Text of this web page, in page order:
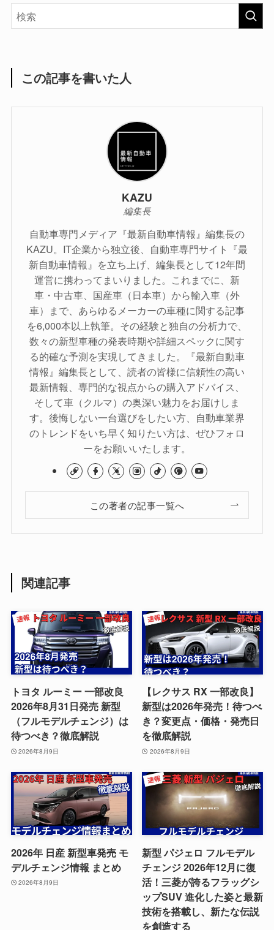
この記事を書いた人
KAZU
編集長
自動車専門メディア『最新自動車情報』編集長の
KAZU。IT企業から独立後、自動車専門サイト『最
新自動車情報』を立ち上げ、編集長として12年間
運営に携わってまいりました。これまでに、新
車・中古車、国産車（日本車）から輸入車（外
車）まで、あらゆるメーカーの車種に関する記事
を6,000本以上執筆。その経験と独自の分析力で、
数々の新型車種の発表時期や詳細スペックに関す
る的確な予測を実現してきました。『最新自動車
情報』編集長として、読者の皆様に信頼性の高い
最新情報、専門的な視点からの購入アドバイス、
そして車（クルマ）の奥深い魅力をお届けしま
す。後悔しない一台選びをしたい方、自動車業界
のトレンドをいち早く知りたい方は、ぜひフォロ
ーをお願いいたします。
この著者の記事一覧へ
関連記事
トヨタ ルーミー 一部改良
2026年8月31日発売 新型
（フルモデルチェンジ）は
待つべき？徹底解説
2026年8月9日
【レクサス RX 一部改良】
新型は2026年発売！待つべ
き？変更点・価格・発売日
を徹底解説
2026年8月9日
2026年 日産 新型車発売 モ
デルチェンジ情報 まとめ
2026年8月9日
新型 パジェロ フルモデル
チェンジ 2026年12月に復
活！三菱が誇るフラッグシ
ップSUV 進化した姿と最新
技術を搭載し、新たな伝説
を創造する